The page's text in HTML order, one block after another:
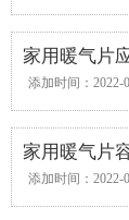
家用暖气片
添加时间：2022-
家用暖气片
添加时间：2022-